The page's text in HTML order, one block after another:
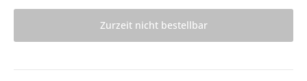
Zurzeit nicht bestellbar